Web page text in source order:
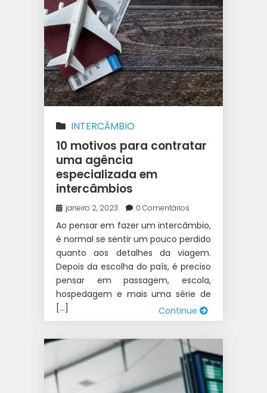
INTERCÂMBIO
10 motivos para contratar
uma agência
especializada em
intercâmbios
janeiro 2, 2023 0 Comentários
Ao pensar em fazer um intercâmbio,
é normal se sentir um pouco perdido
quanto aos detalhes da viagem.
Depois da escolha do país, é preciso
pensar em passagem, escola,
hospedagem e mais uma série de
[…]
Continue